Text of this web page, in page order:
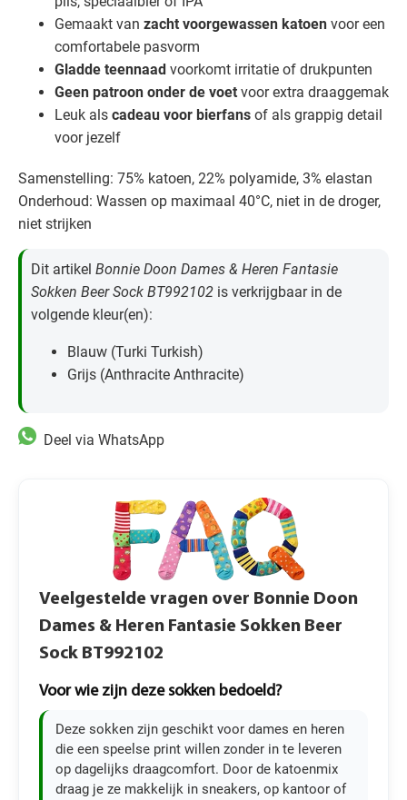
Gemaakt van zacht voorgewassen katoen voor een
comfortabele pasvorm
Gladde teennaad voorkomt irritatie of drukpunten
Geen patroon onder de voet voor extra draaggemak
Leuk als cadeau voor bierfans of als grappig detail
voor jezelf
Samenstelling: 75% katoen, 22% polyamide, 3% elastan
Onderhoud: Wassen op maximaal 40°C, niet in de droger,
niet strijken
Dit artikel Bonnie Doon Dames & Heren Fantasie
Sokken Beer Sock BT992102 is verkrijgbaar in de
volgende kleur(en):
Blauw (Turki Turkish)
Grijs (Anthracite Anthracite)
Deel via WhatsApp
Veelgestelde vragen over Bonnie Doon
Dames & Heren Fantasie Sokken Beer
Sock BT992102
Voor wie zijn deze sokken bedoeld?
Deze sokken zijn geschikt voor dames en heren
die een speelse print willen zonder in te leveren
op dagelijks draagcomfort. Door de katoenmix
draag je ze makkelijk in sneakers, op kantoor of